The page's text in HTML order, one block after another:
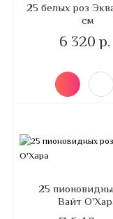
25 белых роз
см
6 320 р.
25
Вайт